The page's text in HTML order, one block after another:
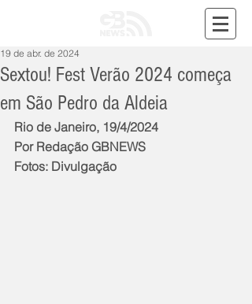
Sextou! Fest Verão 2024 começa
em São Pedro da Aldeia
19 de abr. de 2024
Rio de Janeiro, 19/4/2024
Por Redação GBNEWS
Fotos: Divulgação